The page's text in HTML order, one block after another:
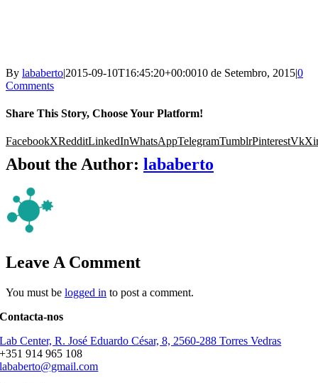
By lababerto|2015-09-10T16:45:20+00:0010 de Setembro, 2015|0
Comments
Share This Story, Choose Your Platform!
FacebookXRedditLinkedInWhatsAppTelegramTumblrPinterestVk
About the Author: lababerto
Leave A Comment
You must be logged in to post a comment.
Contacta-nos
Lab Center, R. José Eduardo César, 8, 2560-288 Torres Vedras
+351 914 965 108
lababerto@gmail.com